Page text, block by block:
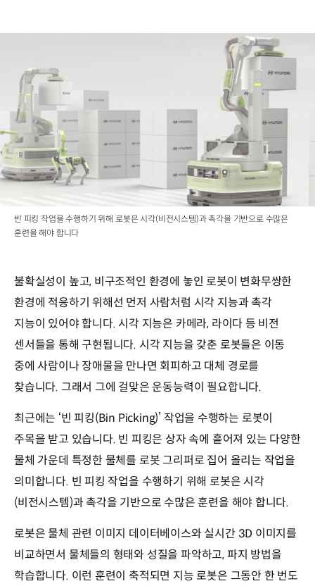
빈 피킹 작업을 수행하기 위해 로봇은 시각(비전시스템)과 촉각을 기반으로 수많은
훈련을 해야 합니다
불확실성이 높고, 비구조적인 환경에 놓인 로봇이 변화무쌍한
환경에 적응하기 위해선 먼저 사람처럼 시각 지능과 촉각
지능이 있어야 합니다. 시각 지능은 카메라, 라이다 등 비전
센서들을 통해 구현됩니다. 시각 지능을 갖춘 로봇들은 이동
중에 사람이나 장애물을 만나면 회피하고 대체 경로를
찾습니다. 그래서 그에 걸맞은 운동능력이 필요합니다.
최근에는 ‘빈 피킹(Bin Picking)’ 작업을 수행하는 로봇이
주목을 받고 있습니다. 빈 피킹은 상자 속에 흩어져 있는 다양한
물체 가운데 특정한 물체를 로봇 그리퍼로 집어 올리는 작업을
의미합니다. 빈 피킹 작업을 수행하기 위해 로봇은 시각
(비전시스템)과 촉각을 기반으로 수많은 훈련을 해야 합니다.
로봇은 물체 관련 이미지 데이터베이스와 실시간 3D 이미지를
비교하면서 물체들의 형태와 성질을 파악하고, 파지 방법을
학습합니다. 이런 훈련이 축적되면 지능 로봇은 그동안 한 번도